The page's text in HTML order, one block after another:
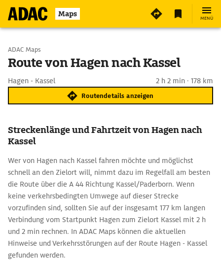
Maps MENÜ
Start wählen
ADAC Maps
Route von Hagen nach Kassel
Hagen - Kassel 2 h 2 min · 178 km
Routendetails anzeigen
Streckenlänge und Fahrtzeit von Hagen nach
Kassel
Wer von Hagen nach Kassel fahren möchte und möglichst
schnell an den Zielort will, nimmt dazu im Regelfall am besten
die Route über die A 44 Richtung Kassel/Paderborn. Wenn
keine verkehrsbedingten Umwege auf dieser Strecke
vorzufinden sind, sollten Sie auf der insgesamt 177 km langen
Verbindung vom Startpunkt Hagen zum Zielort Kassel mit 2 h
und 2 min rechnen. In ADAC Maps können die aktuellen
Hinweise und Verkehrsstörungen auf der Route Hagen - Kassel
gefunden werden.